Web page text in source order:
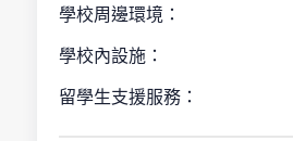
學校周邊環境：
學校內設施：
留學生支援服務：